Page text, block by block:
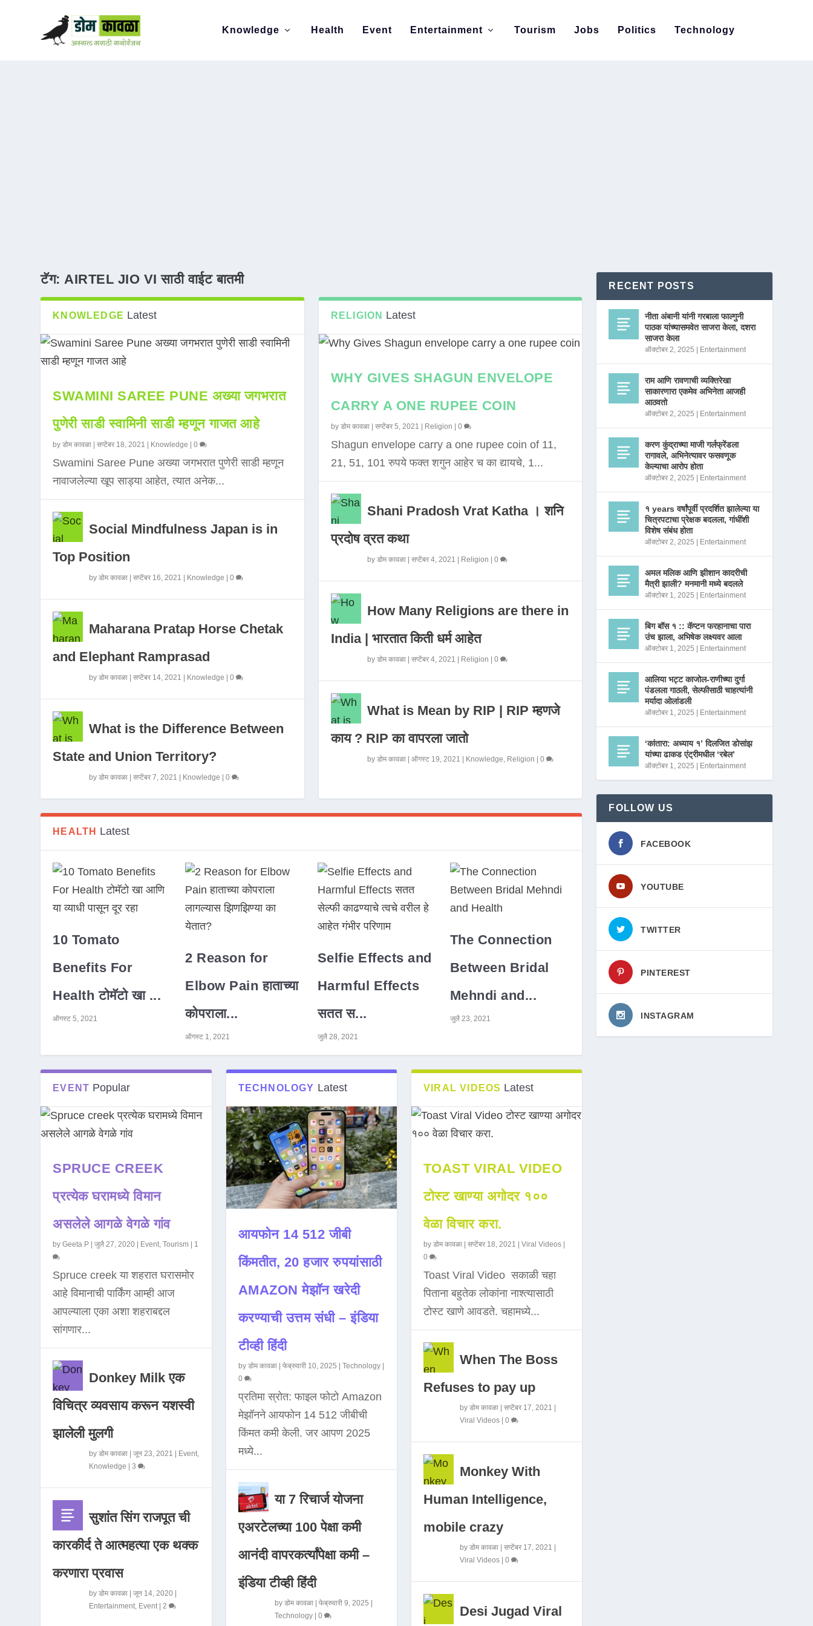
Knowledge Health Event Entertainment Tourism Jobs Politics Technology
टॅग:AIRTEL JIO VI साठी वाईट बातमी
KNOWLEDGE Latest
SWAMINI SAREE PUNE अख्या जगभरात
पुणेरी साडी स्वामिनी साडी म्हणून गाजत आहे
byडोम कावळा |सप्टेंबर 18, 2021 Knowledge |0
Swamini Saree Pune अख्या जगभरात पुणेरी साडी म्हणून
नावाजलेल्या खूप साड्या आहेत, त्यात अनेक...
Social Mindfulness Japan is in
Top Position
byडोम कावळा |सप्टेंबर 16, 2021 Knowledge |0
Maharana Pratap Horse Chetak
and Elephant Ramprasad
byडोम कावळा |सप्टेंबर 14, 2021 Knowledge |0
What is the Difference Between
State and Union Territory?
byडोम कावळा |सप्टेंबर 7, 2021 Knowledge |0
RELIGION Latest
WHY GIVES SHAGUN ENVELOPE
CARRY A ONE RUPEE COIN
by डोम कावळा| सप्टेंबर 5, 2021 Religion 0
Shagun envelope carry a one rupee coin of 11,
21, 51, 101 रुपये फक्त शगुन आहेर च का द्यायचे, 1...
Shani Pradosh Vrat Katha । शनि
प्रदोष व्रत कथा
by डोम कावळा| सप्टेंबर 4, 2021 Religion 0
How Many Religions are there in
India | भारतात किती धर्म आहेत
by डोम कावळा| सप्टेंबर 4, 2021 Religion 0
What is Mean by RIP | RIP म्हणजे
काय ? RIP का वापरला जातो
by डोम कावळा| ऑगस्ट 19, 2021 Knowledge, Religion 0
HEALTH Latest
10 Tomato
Benefits For
Health टोमॅटो खा ...
ऑगस्ट 5, 2021
2 Reason for
Elbow Pain हाताच्या
कोपराला...
ऑगस्ट 1, 2021
Selfie Effects and
Harmful Effects
सतत स...
जुलै 28, 2021
The Connection
Between Bridal
Mehndi and...
जुलै 23, 2021
EVENT Popular
SPRUCE CREEK
प्रत्येक घरामध्ये विमान
असलेले आगळे वेगळे गांव
byGeeta P |जुलै 27, 2020 | Event ,Tourism | 1
Spruce creek या शहरात घरासमोर
आहे विमानाची पार्किंग आम्ही आज
आपल्याला एका अशा शहराबद्दल
सांगणार...
Donkey Milk एक
विचित्र व्यवसाय करून यशस्वी
झालेली मुलगी
byडोम कावळा |जून 23, 2021 | Event
Knowledge |3
सुशांत सिंग राजपूत ची
कारकीर्द ते आत्महत्या एक थक्क
करणारा प्रवास
byडोम कावळा |जून 14, 2020 |
Entertainment Event | 2
TECHNOLOGY Latest
आयफोन 14 512 जीबी
किंमतीत, 20 हजार रुपयांसाठी
AMAZON मेझॉन खरेदी
करण्याची उत्तम संधी – इंडिया
टीव्ही हिंदी
by डोम कावळा| फेब्रुवारी 10, 2025 Technology|
0
प्रतिमा स्रोत: फाइल फोटो Amazon
मेझॉनने आयफोन 14 512 जीबीची
किंमत कमी केली. जर आपण 2025
मध्ये...
या 7 रिचार्ज योजना
एअरटेलच्या 100 पेक्षा कमी
आनंदी वापरकर्त्यांपेक्षा कमी –
इंडिया टीव्ही हिंदी
by डोम कावळा| फेब्रुवारी 9, 2025
Technology| 0
VIRAL VIDEOS Latest
TOAST VIRAL VIDEO
टोस्ट खाण्या अगोदर १००
वेळा विचार करा.
by डोम कावळा| सप्टेंबर 18, 2021 | Viral Videos|
0
Toast Viral Video सकाळी चहा
पिताना बहुतेक लोकांना नाश्त्यासाठी
टोस्ट खाणे आवडते. चहामध्ये...
When The Boss
Refuses to pay up
by डोम कावळा| सप्टेंबर 17, 2021 |
Viral Videos| 0
Monkey With
Human Intelligence,
mobile crazy
by डोम कावळा| सप्टेंबर 17, 2021 |
Viral Videos| 0
Desi Jugad Viral
RECENT POSTS
नीता अंबानी यांनी गरबाला फाल्गुनी
पाठक यांच्यासमवेत साजरा केला, दशरा
साजरा केला
ऑक्टोबर 2, 2025 Entertainment
राम आणि रावणाची व्यक्तिरेखा
साकारणारा एकमेव अभिनेता आजही
आठवतो
ऑक्टोबर 2, 2025 Entertainment
करण कुंद्राच्या माजी गर्लफ्रेंडला
रागावले, अभिनेत्यावर फसवणूक
केल्याचा आरोप होता
ऑक्टोबर 2, 2025 Entertainment
१ years वर्षांपूर्वी प्रदर्शित झालेल्या या
चित्रपटाचा प्रेक्षक बदलला, गांधींशी
विशेष संबंध होता
ऑक्टोबर 2, 2025 Entertainment
अमल मलिक आणि झीशान कादरीची
मैत्री झाली? मनमानी मध्ये बदलले
ऑक्टोबर 1, 2025 Entertainment
बिग बॉस १ :: कॅप्टन फरहानाचा पारा
उंच झाला, अभिषेक लक्ष्यवर आला
ऑक्टोबर 1, 2025 Entertainment
आलिया भट्ट काजोल-राणीच्या दुर्गा
पंडलला गाठली, सेल्फीसाठी चाहत्यांनी
मर्यादा ओलांडली
ऑक्टोबर 1, 2025 Entertainment
‘कांतारा: अध्याय १’ दिलजित डोसांझ
यांच्या ढाकड एंट्रीमधील ‘रबेल’
ऑक्टोबर 1, 2025 Entertainment
FOLLOW US
FACEBOOK
YOUTUBE
TWITTER
PINTEREST
INSTAGRAM